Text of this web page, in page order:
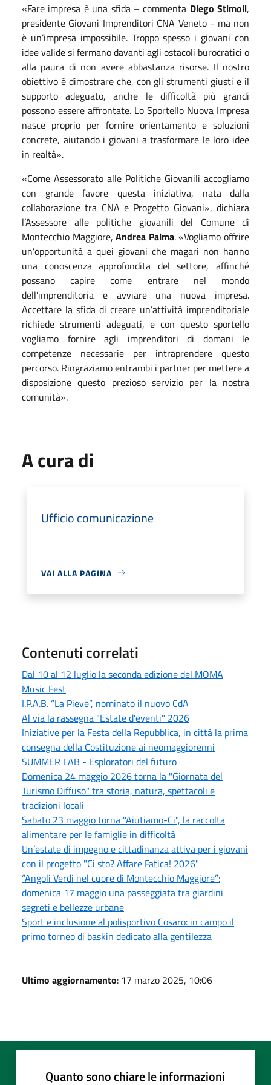
«Fare impresa è una sfida – commenta Diego Stimoli,
presidente Giovani Imprenditori CNA Veneto - ma non
è un’impresa impossibile. Troppo spesso i giovani con
idee valide si fermano davanti agli ostacoli burocratici o
alla paura di non avere abbastanza risorse. Il nostro
obiettivo è dimostrare che, con gli strumenti giusti e il
supporto adeguato, anche le difficoltà più grandi
possono essere affrontate. Lo Sportello Nuova Impresa
nasce proprio per fornire orientamento e soluzioni
concrete, aiutando i giovani a trasformare le loro idee
in realtà».
«Come Assessorato alle Politiche Giovanili accogliamo
con grande favore questa iniziativa, nata dalla
collaborazione tra CNA e Progetto Giovani», dichiara
l’Assessore alle politiche giovanili del Comune di
Montecchio Maggiore,Andrea Palma. «Vogliamo offrire
un’opportunità a quei giovani che magari non hanno
una conoscenza approfondita del settore, affinché
possano capire come entrare nel mondo
dell’imprenditoria e avviare una nuova impresa.
Accettare la sfida di creare un’attività imprenditoriale
richiede strumenti adeguati, e con questo sportello
vogliamo fornire agli imprenditori di domani le
competenze necessarie per intraprendere questo
percorso. Ringraziamo entrambi i partner per mettere a
disposizione questo prezioso servizio per la nostra
comunità».
A cura di
Ufficio comunicazione
VAI ALLA PAGINA
Contenuti correlati
Dal 10 al 12 luglio la seconda edizione del MOMA
Music Fest
I.P.A.B. “La Pieve”, nominato il nuovo CdA
Al via la rassegna "Estate d'eventi" 2026
Iniziative per la Festa della Repubblica, in città la prima
consegna della Costituzione ai neomaggiorenni
SUMMER LAB - Esploratori del futuro
Domenica 24 maggio 2026 torna la "Giornata del
Turismo Diffuso" tra storia, natura, spettacoli e
tradizioni locali
Sabato 23 maggio torna "Aiutiamo-Ci", la raccolta
alimentare per le famiglie in difficoltà
Un’estate di impegno e cittadinanza attiva per i giovani
con il progetto "Ci sto? Affare Fatica! 2026"
“Angoli Verdi nel cuore di Montecchio Maggiore”:
domenica 17 maggio una passeggiata tra giardini
segreti e bellezze urbane
Sport e inclusione al polisportivo Cosaro: in campo il
primo torneo di baskin dedicato alla gentilezza
Ultimo aggiornamento: 17 marzo 2025, 10:06
Quanto sono chiare le informazioni